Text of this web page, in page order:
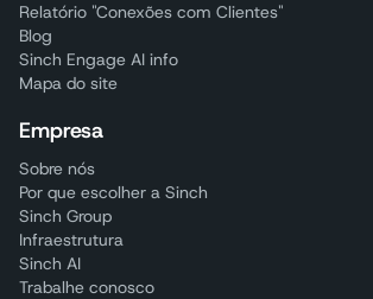
Relatório "Conexões com Clientes"
Blog
Sinch Engage AI info
Mapa do site
Empresa
Sobre nós
Por que escolher a Sinch
Sinch Group
Infraestrutura
Sinch AI
Trabalhe conosco